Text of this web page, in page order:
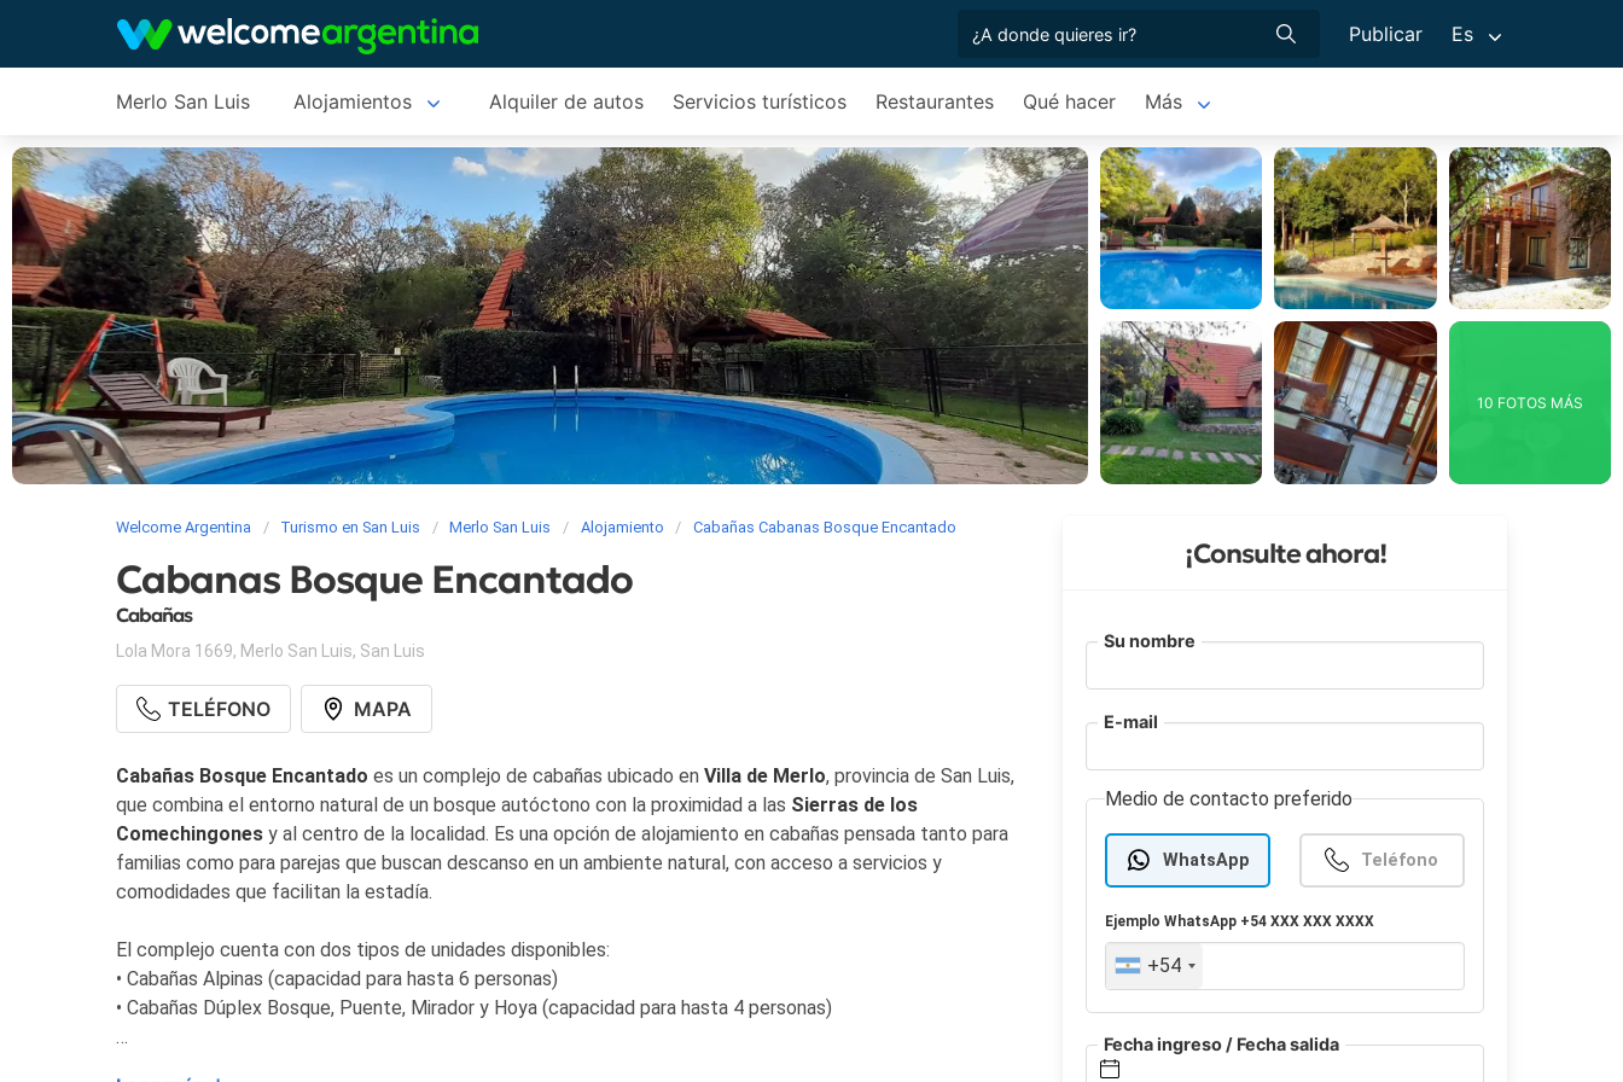
Publicar Es
Merlo San Luis Alojamientos Alquiler de autos Servicios turísticos Restaurantes Qué hacer Más
10 FOTOS MÁS
Welcome Argentina Turismo en San Luis Merlo San Luis Alojamiento Cabañas Cabanas Bosque Encantado
Cabanas Bosque Encantado
Cabañas
Lola Mora 1669, Merlo San Luis, San Luis
TELÉFONO MAPA
Cabañas Bosque Encantado es un complejo de cabañas ubicado en Villa de Merlo, provincia de San Luis,
que combina el entorno natural de un bosque autóctono con la proximidad a las Sierras de los
Comechingones y al centro de la localidad. Es una opción de alojamiento en cabañas pensada tanto para
familias como para parejas que buscan descanso en un ambiente natural, con acceso a servicios y
comodidades que facilitan la estadía.
El complejo cuenta con dos tipos de unidades disponibles:
• Cabañas Alpinas (capacidad para hasta 6 personas)
• Cabañas Dúplex Bosque, Puente, Mirador y Hoya (capacidad para hasta 4 personas)
¡Consulte ahora!
Su nombre
E-mail
Medio de contacto preferido
WhatsApp Teléfono
EjemploWhatsApp +54 XXX XXX XXXX
+54
Fecha ingreso / Fecha salida